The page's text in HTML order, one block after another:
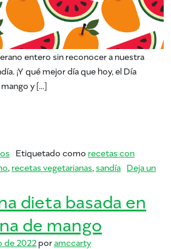
entero sin reconocer a nuestra
¡Y qué mejor día que hoy, el Día
mango y […]
Etiquetado como recetas con
, recetas vegetarianas, sandía Deja un
dieta basada en
de mango
de 2022poramccarty